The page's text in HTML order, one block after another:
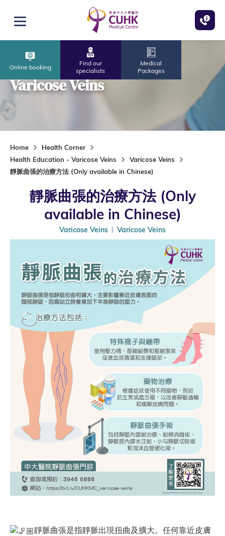
Open menu
Online booking
Find our
specialists
Medical
Packages
Varicose Veins
Home
Health Corner
Health Education - Varicose Veins
Varicose Veins
靜脈曲張的治療方法 (Only available in Chinese)
靜脈曲張的治療方法 (Only
available in Chinese)
Varicose Veins Varicose Veins
靜脈曲張是指靜脈出現扭曲及擴大。任何靠近皮膚